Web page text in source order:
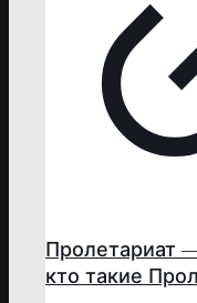
Пролетариат
кто такие